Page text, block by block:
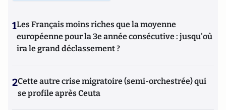
1Les Français moins riches que la moyenne
européenne pour la 3e année consécutive : jusqu'où
ira le grand déclassement ?
2Cette autre crise migratoire (semi-orchestrée) qui
se profile après Ceuta